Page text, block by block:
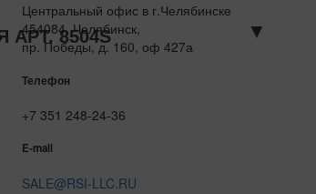
8504S ▼
Центральный офис в г.Челябинске
454084, Челябинск,
пр. Победы, д. 160, оф 427а
Телефон
+7 351 248-24-36
E-mail
SALE@RSI-LLC.RU